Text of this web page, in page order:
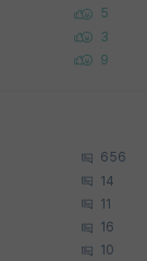
5
3
9
656
14
11
16
10